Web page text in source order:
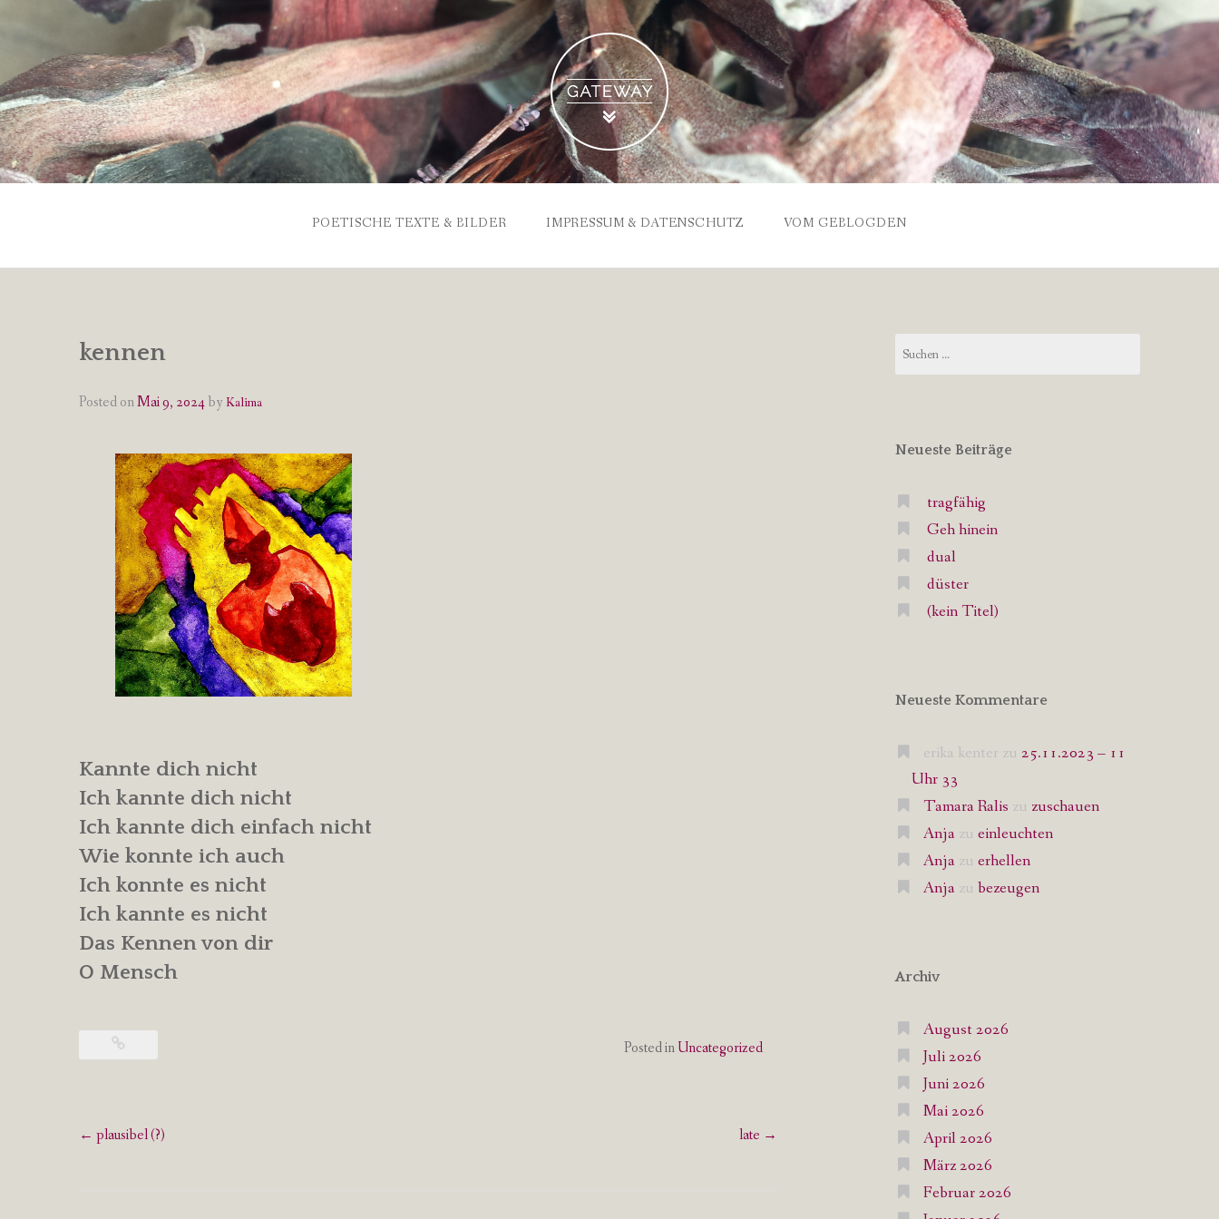
POETISCHE TEXTE & BILDER IMPRESSUM & DATENSCHUTZ VOM GEBLOGDEN
kennen
Posted onMai 9, 2024by Kalima
Kannte dich nicht
Ich kannte dich nicht
Ich kannte dich einfach nicht
Wie konnte ich auch
Ich konnte es nicht
Ich kannte es nicht
Das Kennen von dir
O Mensch
Posted inUncategorized
Post
← plausibel (?) late →
nach:
Neueste Beiträge
tragfähig
Geh hinein
dual
düster
(kein Titel)
Neueste Kommentare
erika kenter zu 25.11.2023 – 11
Uhr 33
Tamara Ralis zu zuschauen
Anja zu einleuchten
Anja zu erhellen
Anja zu bezeugen
Archiv
August 2026
Juli 2026
Juni 2026
Mai 2026
April 2026
März 2026
Februar 2026